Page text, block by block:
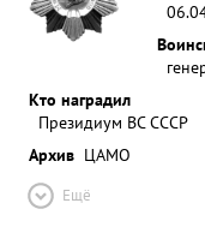
Кто наградил
Президиум ВС СССР
Архив ЦАМО
Ещё